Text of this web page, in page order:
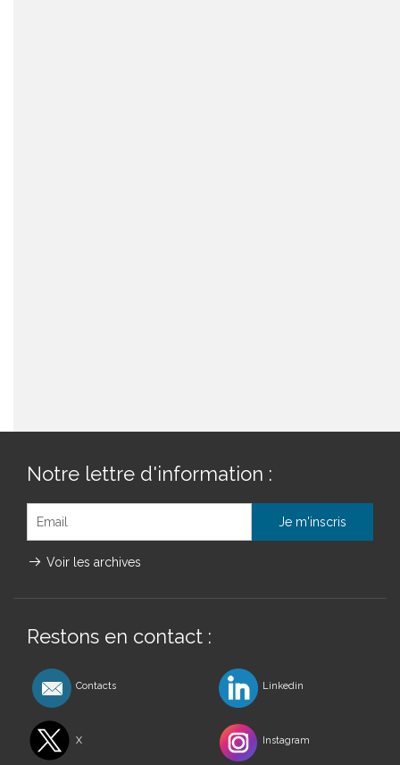
Notre lettre d'information :
Voir les archives
Restons en contact :
Contacts Linkedin
X Instagram